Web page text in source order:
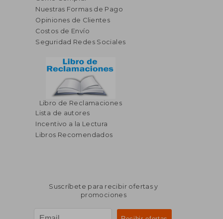
Nuestras Formas de Pago
Opiniones de Clientes
Costos de Envío
Seguridad Redes Sociales
Libro de Reclamaciones
Lista de autores
Incentivo a la Lectura
Libros Recomendados
Suscríbete para recibir ofertas y
promociones